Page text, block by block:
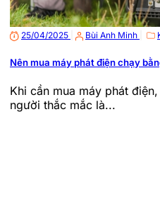
25/04/2025 Bùi Anh Minh
Nên mua máy phát điện chạy
Khi cần mua máy phát
người thắc mắc là...